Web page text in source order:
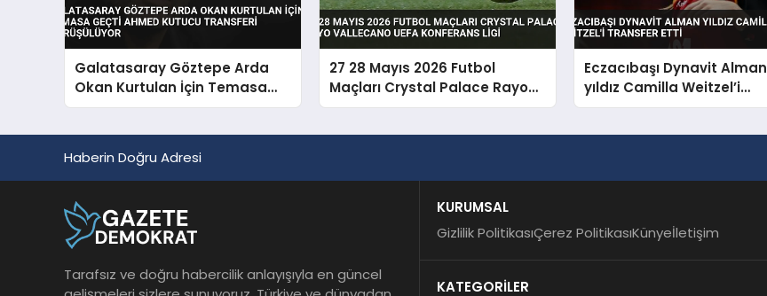
Galatasaray Göztepe Arda
Okan Kurtulan İçin Temasa
Geçti Ahmed Kutucu Transferi
27 28 Mayıs 2026 Futbol
Maçları Crystal Palace Rayo
Vallecano UEFA Konferans Ligi
Eczacıbaşı Dynavit Alman
yıldız Camilla Weitzel’i
transfer etti
Haberin Doğru Adresi
Tarafsız ve doğru habercilik anlayışıyla en güncel
KURUMSAL
Gizlilik PolitikasıÇerez PolitikasıKünyeİletişim
KATEGORİLER